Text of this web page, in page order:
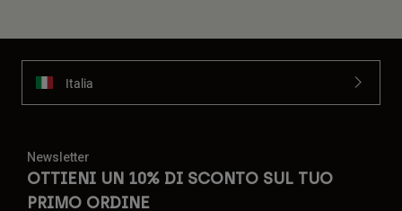
Italia
Newsletter
OTTIENI UN 10% DI SCONTO SUL TUO
PRIMO ORDINE